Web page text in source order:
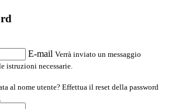
E-mail Verrà inviato un messaggio
istruzioni necessarie.
al nome utente? Effettua il reset della password